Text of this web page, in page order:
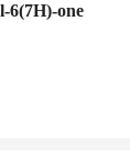
6(7H)-one
;500Mg